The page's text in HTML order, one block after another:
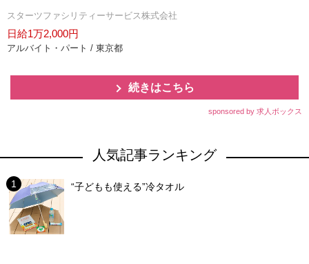
スターツファシリティーサービス株式会社
日給1万2,000円
アルバイト・パート / 東京都
続きはこちら
sponsored by 求人ボックス
人気記事ランキング
“子どもも使える”冷タオル